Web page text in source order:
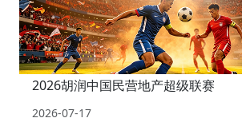
2026胡润中国民营地产超级联赛
2026-07-17